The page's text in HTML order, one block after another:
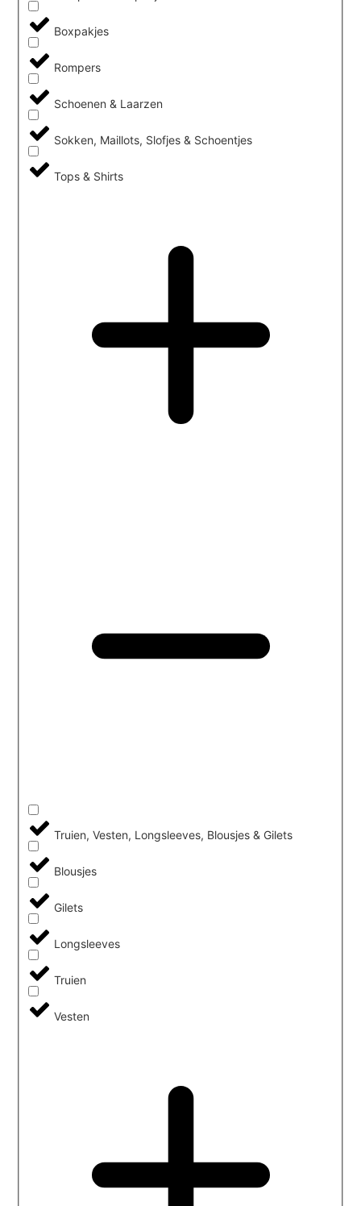
Boxpakjes
Rompers
Schoenen & Laarzen
Sokken, Maillots, Slofjes & Schoentjes
Tops & Shirts
Truien, Vesten, Longsleeves, Blousjes & Gilets
Blousjes
Gilets
Longsleeves
Truien
Vesten